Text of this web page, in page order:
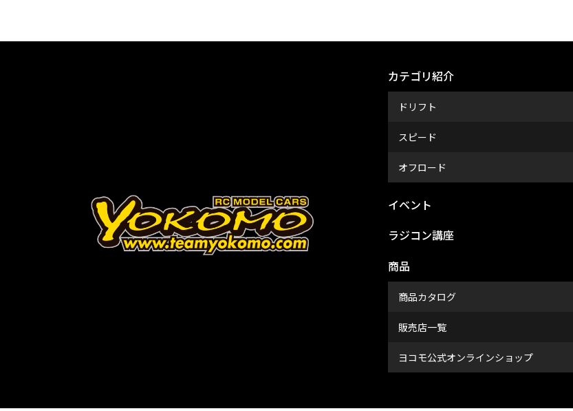
カテゴリ紹介
ドリフト
スピード
オフロード
イベント
ラジコン講座
商品
商品カタログ
販売店一覧
ヨコモ公式オンラインショップ